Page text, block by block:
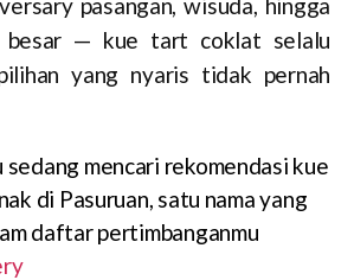
besar — kue tart coklat selalu
yang nyaris tidak pernah
sedang mencari rekomendasi kue
di Pasuruan, satu nama yang
daftar pertimbanganmu